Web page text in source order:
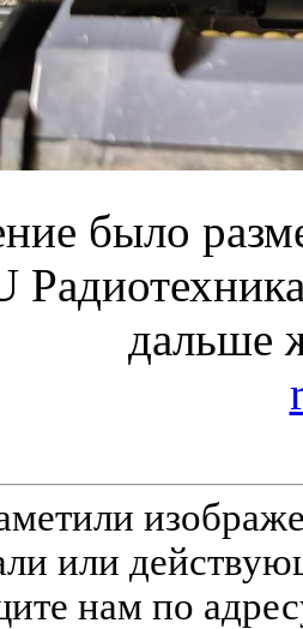
было
дальше
или
нам по